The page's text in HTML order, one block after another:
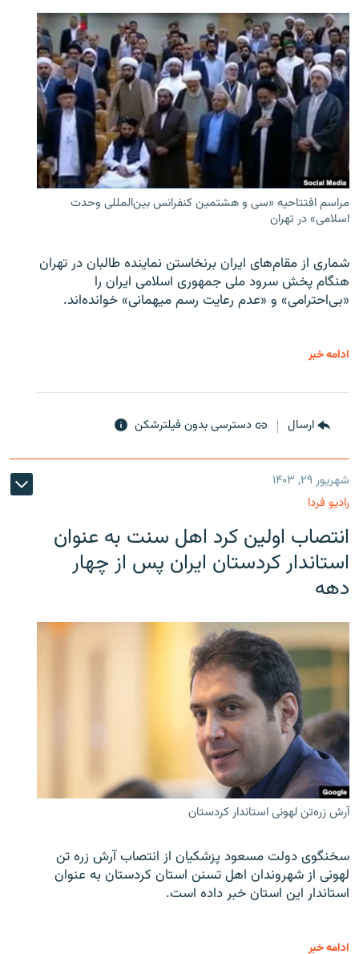
مراسم افتتاحیه «سی و هشتمین کنفرانس بین‌المللی وحدت
اسلامی» در تهران
شماری از مقام‌های ایران برنخاستن نماینده طالبان در تهران
هنگام پخش سرود ملی جمهوری اسلامی ایران را
«بی‌احترامی» و «عدم رعایت رسم میهمانی» خوانده‌اند.
ادامه خبر
ارسال دسترسی بدون فیلترشکن
شهریور ۲۹, ۱۴۰۳
رادیو فردا
انتصاب اولین کرد اهل سنت به عنوان
استاندار کردستان ایران پس از چهار
دهه
آرش زره‌تن لهونی استاندار کردستان
سخنگوی دولت مسعود پزشکیان از انتصاب آرش زره تن
لهونی از شهروندان اهل تسنن استان کردستان به عنوان
استاندار این استان خبر داده است.
ادامه خبر